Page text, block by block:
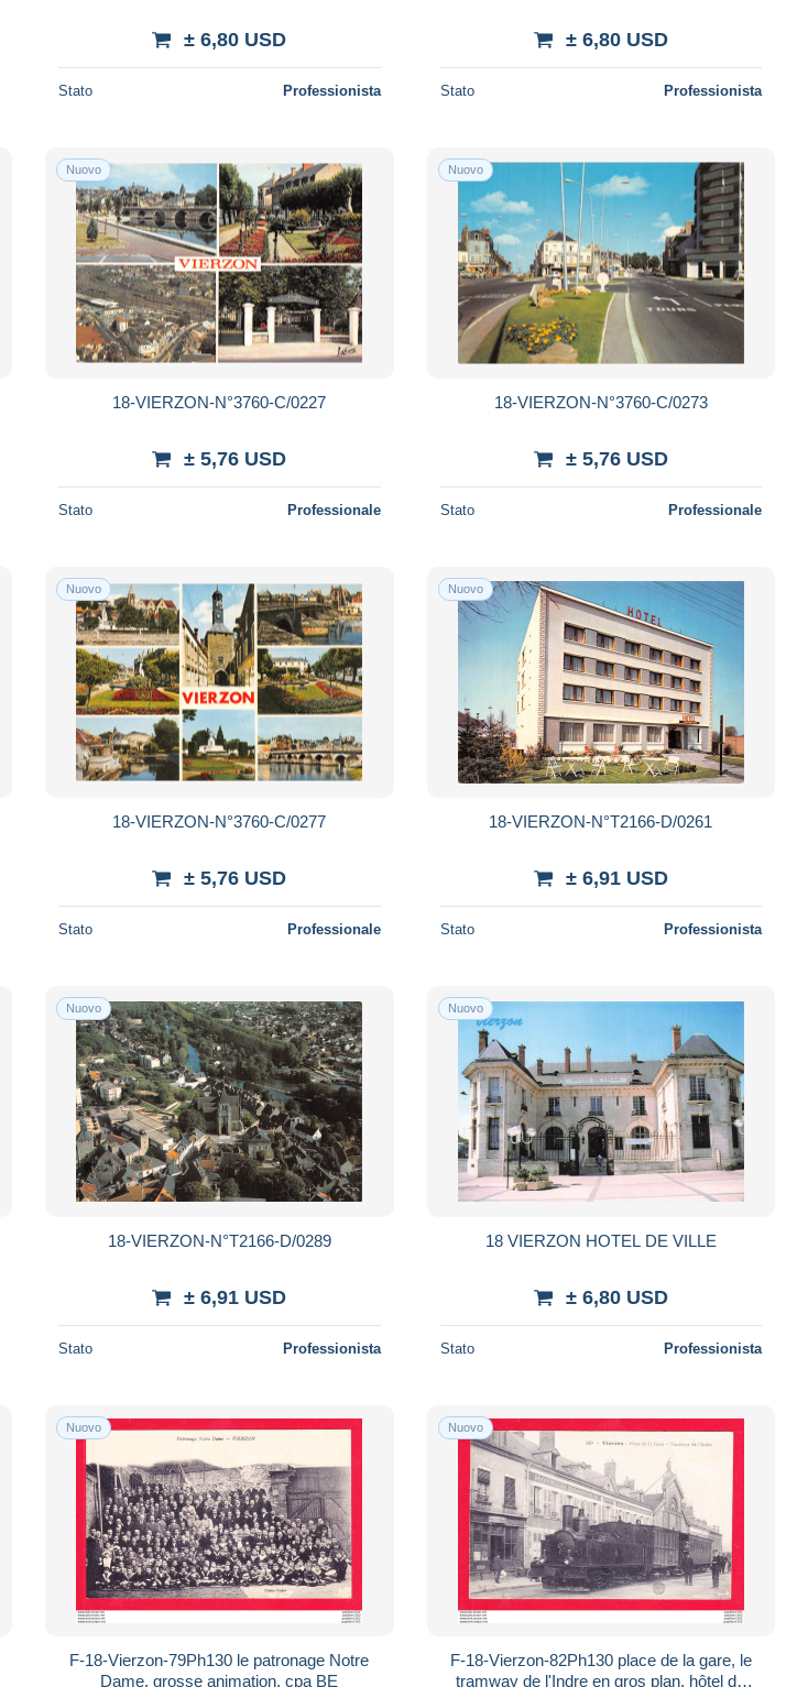
± 6,80 USD
Stato Professionista
± 6,80 USD
Stato Professionista
Nuovo
18-VIERZON-N°3760-C/0227
± 5,76 USD
Stato Professionale
Nuovo
18-VIERZON-N°3760-C/0273
± 5,76 USD
Stato Professionale
Nuovo
18-VIERZON-N°3760-C/0277
± 5,76 USD
Stato Professionale
Nuovo
18-VIERZON-N°T2166-D/0261
± 6,91 USD
Stato Professionista
Nuovo
18-VIERZON-N°T2166-D/0289
± 6,91 USD
Stato Professionista
Nuovo
18 VIERZON HOTEL DE VILLE
± 6,80 USD
Stato Professionista
Nuovo
F-18-Vierzon-79Ph130 le patronage Notre
Dame, grosse animation, cpa BE
Nuovo
F-18-Vierzon-82Ph130 place de la gare, le
tramway de l'Indre en gros plan, hôtel de